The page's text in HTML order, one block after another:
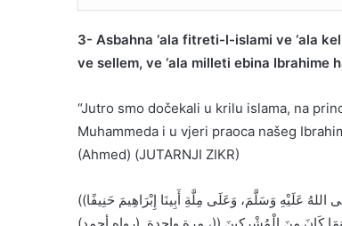
3- Asbahna ‘ala fitreti-l-islami ve ‘ala
ve sellem, ve ‘ala milleti ebina
“Jutro smo dočekali u krilu islama, na
Muhammeda i u vjeri praoca našeg
(Ahmed) (JUTARNJI ZIKR)
((أَمْسَيْنا عَلَى فِطْرَةِ الْإِسْلَامِ، وَعَلَى كَلِمَةِ الْإِخْلَاصِ، وَعَلَى دِينِ نَبِيِّنَا مُحَمَّدٍ صَلَّى اللهُ عَلَيْهِ وَسَلَّمَ، وَعَلَى مِلَّةِ أَبِينَا إِبْرَاهِيمَ حَنِيفًا